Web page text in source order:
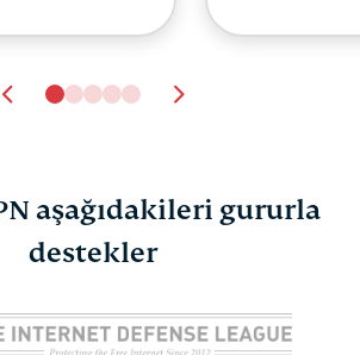
aşağıdakileri gururla
destekler